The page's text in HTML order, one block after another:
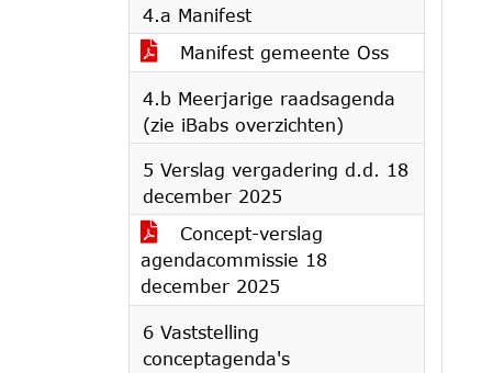
4.a Manifest
Manifest gemeente Oss
4.b Meerjarige raadsagenda
(zie iBabs overzichten)
5 Verslag vergadering d.d. 18
december 2025
Concept-verslag
agendacommissie 18
december 2025
6 Vaststelling
conceptagenda's